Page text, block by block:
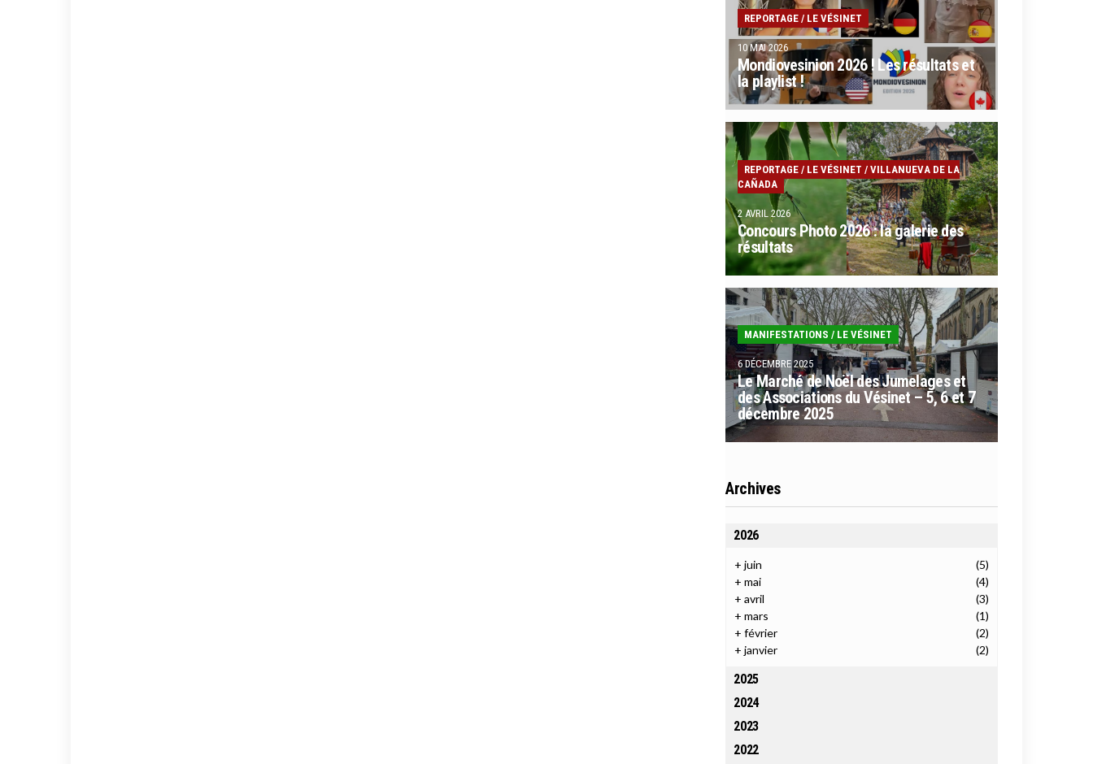
REPORTAGE / LE VÉSINET
10 MAI 2026
Mondiovesinion 2026 ! Les résultats et
la playlist !
REPORTAGE / LE VÉSINET /VILLANUEVA DE LA
CAÑADA
2 AVRIL 2026
Concours Photo 2026 : la galerie des
résultats
MANIFESTATIONS / LE VÉSINET
6 DÉCEMBRE 2025
Le Marché de Noël des Jumelages et
des Associations du Vésinet – 5, 6 et 7
décembre 2025
Archives
2026
+juin
(5)
+mai
(4)
+avril
(3)
+mars
(1)
+février
(2)
+janvier (2)
2025
2024
2023
2022